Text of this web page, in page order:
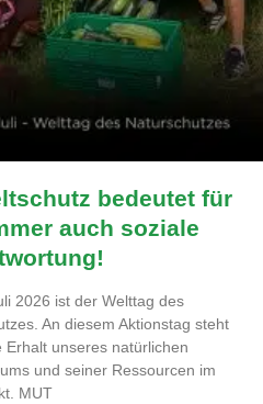
bedeutet für
auch soziale
2026 ist der Welttag des
An diesem Aktionstag steht
Erhalt unseres natürlichen
und seiner Ressourcen im
MUT